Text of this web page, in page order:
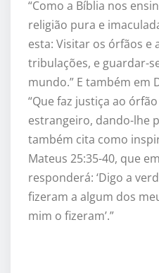
“Como a Bíblia nos
religião pura e
esta: Visitar os órfãos e
tribulações, e guardar-
mundo.” E também em
“Que faz justiça ao
estrangeiro, dando-lhe
também cita como
Mateus 25:35-40, que
responderá: ‘Digo a
fizeram a algum dos
mim o fizeram’.”